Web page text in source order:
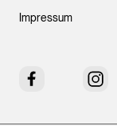
Impressum
Facebook